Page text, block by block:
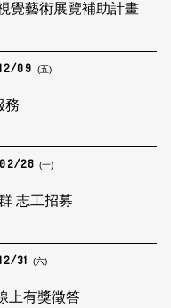
覺藝術展覽補助計畫
09 (五)
務
02/28 (一)
志工招募
31 (六)
上有獎徵答